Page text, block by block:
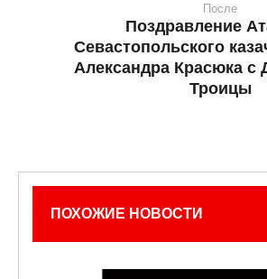
После
Поздравление
Севастопольского
Александра Красюка с
Троицы
ПОХОЖИЕ НОВОСТИ